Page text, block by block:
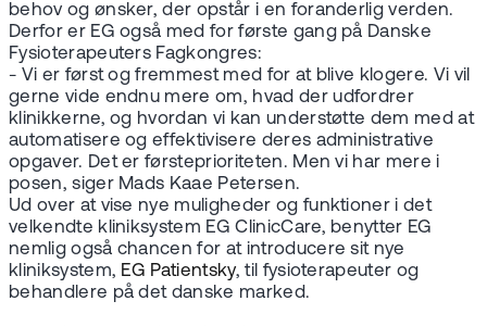
behov og ønsker, der opstår i en foranderlig verden.
Derfor er EG også med for første gang på Danske
Fysioterapeuters Fagkongres:
- Vi er først og fremmest med for at blive klogere. Vi vil
gerne vide endnu mere om, hvad der udfordrer
klinikkerne, og hvordan vi kan understøtte dem med at
automatisere og effektivisere deres administrative
opgaver. Det er førsteprioriteten. Men vi har mere i
posen, siger Mads Kaae Petersen.
Ud over at vise nye muligheder og funktioner i det
velkendte kliniksystem EG ClinicCare, benytter EG
nemlig også chancen for at introducere sit nye
kliniksystem, EG Patientsky, til fysioterapeuter og
behandlere på det danske marked.